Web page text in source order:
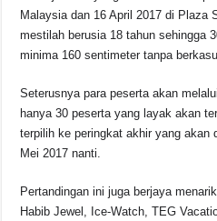
Malaysia dan 16 April 2017 di Plaza
mestilah berusia 18 tahun sehingga
minima 160 sentimeter tanpa
Seterusnya para peserta akan
hanya 30 peserta yang layak akan
terpilih ke peringkat akhir yang akan
Mei 2017 nanti.
Pertandingan ini juga berjaya
Habib Jewel, Ice-Watch, TEG